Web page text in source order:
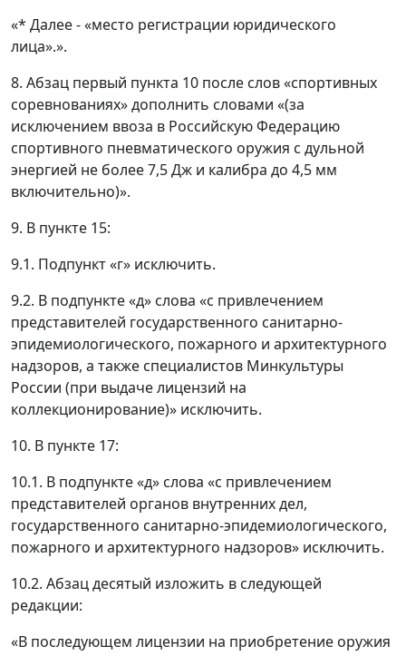
«* Далее - «место регистрации юридического
лица».».
8. Абзац первый пункта 10 после слов «спортивных
соревнованиях» дополнить словами «(за
исключением ввоза в Российскую Федерацию
спортивного пневматического оружия с дульной
энергией не более 7,5 Дж и калибра до 4,5 мм
включительно)».
9. В пункте 15:
9.1. Подпункт «г» исключить.
9.2. В подпункте «д» слова «с привлечением
представителей государственного санитарно-
эпидемиологического, пожарного и архитектурного
надзоров, а также специалистов Минкультуры
России (при выдаче лицензий на
коллекционирование)» исключить.
10. В пункте 17:
10.1. В подпункте «д» слова «с привлечением
представителей органов внутренних дел,
государственного санитарно-эпидемиологического,
пожарного и архитектурного надзоров» исключить.
10.2. Абзац десятый изложить в следующей
редакции:
«В последующем лицензии на приобретение оружия